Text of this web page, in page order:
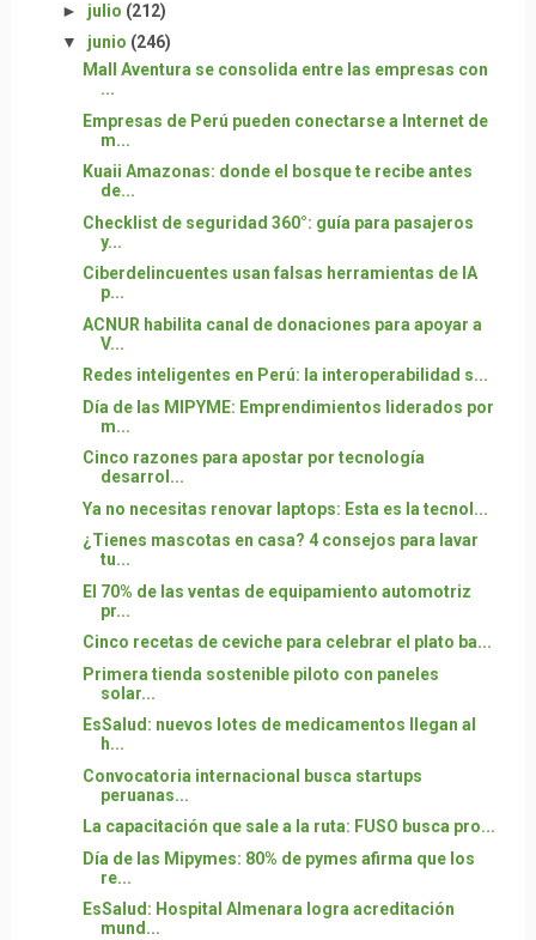
► julio (212)
▼ junio (246)
Mall Aventura se consolida entre las empresas con
...
Empresas de Perú pueden conectarse a Internet de
m...
Kuaii Amazonas: donde el bosque te recibe antes
de...
Checklist de seguridad 360°: guía para pasajeros
y...
Ciberdelincuentes usan falsas herramientas de IA
p...
ACNUR habilita canal de donaciones para apoyar a
V...
Redes inteligentes en Perú: la interoperabilidad s...
Día de las MIPYME: Emprendimientos liderados por
m...
Cinco razones para apostar por tecnología
desarrol...
Ya no necesitas renovar laptops: Esta es la tecnol...
¿Tienes mascotas en casa? 4 consejos para lavar
tu...
El 70% de las ventas de equipamiento automotriz
pr...
Cinco recetas de ceviche para celebrar el plato ba...
Primera tienda sostenible piloto con paneles
solar...
EsSalud: nuevos lotes de medicamentos llegan al
h...
Convocatoria internacional busca startups
peruanas...
La capacitación que sale a la ruta: FUSO busca pro...
Día de las Mipymes: 80% de pymes afirma que los
re...
EsSalud: Hospital Almenara logra acreditación
mund...